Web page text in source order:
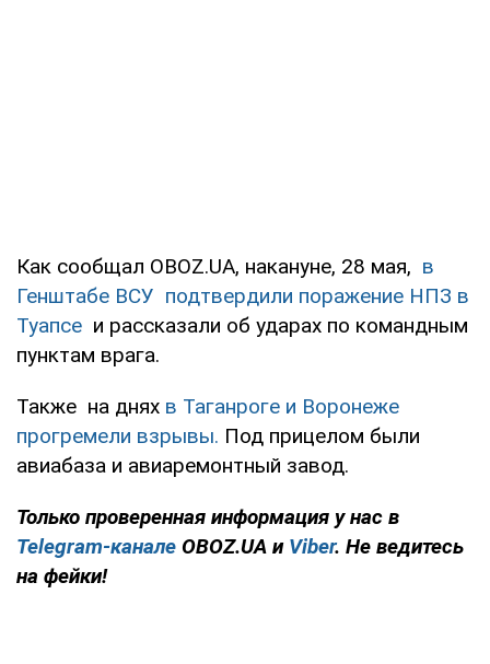
Как сообщал OBOZ.UA, накануне, 28 мая, в
Генштабе ВСУ подтвердили поражение НПЗ в
Туапсе и рассказали об ударах по командным
пунктам врага.
Также на днях в Таганроге и Воронеже
прогремели взрывы. Под прицелом были
авиабаза и авиаремонтный завод.
Только проверенная информация у нас в
Telegram-канале OBOZ.UA и Viber. Не ведитесь
на фейки!